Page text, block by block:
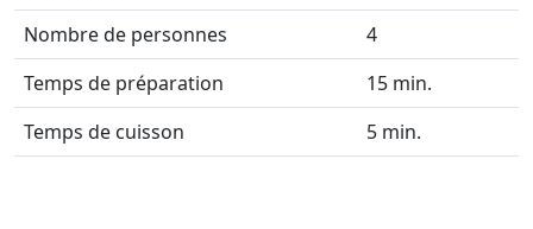
Nombre de personnes
4
Temps de préparation
15 min.
Temps de cuisson
5 min.